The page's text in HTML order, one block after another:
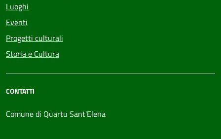
Luoghi
Eventi
Progetti culturali
Storia e Cultura
CONTATTI
Comune di Quartu Sant'Elena